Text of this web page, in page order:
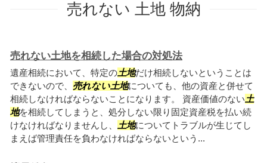
売れない 土地 物納
売れない土地を相続した場合の対処法
遺産相続において、特定の土地だけ相続しないということは
できないので、 売れない土地についても、他の資産と併せて
相続しなければならないことになります。 資産価値のない 土
地を相続してしまうと、処分しない限り固定資産税を払い続
けなければなりませんし、
土地についてトラブルが生じてし
まえば管理責任を負わなければならないという...